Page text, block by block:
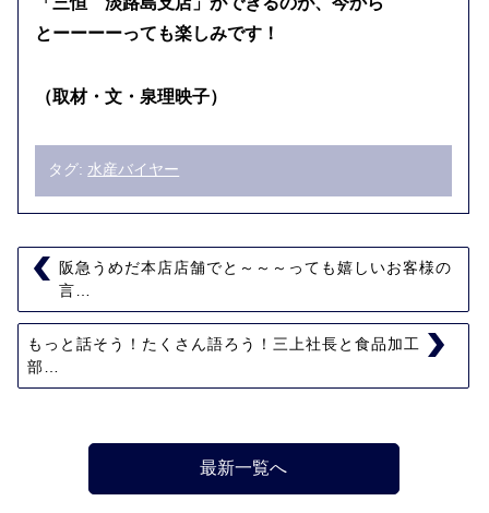
とーーーーっても楽しみです！
（取材・文・泉理映子）
タグ: 水産バイヤー
阪急うめだ本店店舗でと～～～っても嬉しいお客様の
言…
もっと話そう！たくさん語ろう！三上社長と食品加工
部…
最新一覧へ